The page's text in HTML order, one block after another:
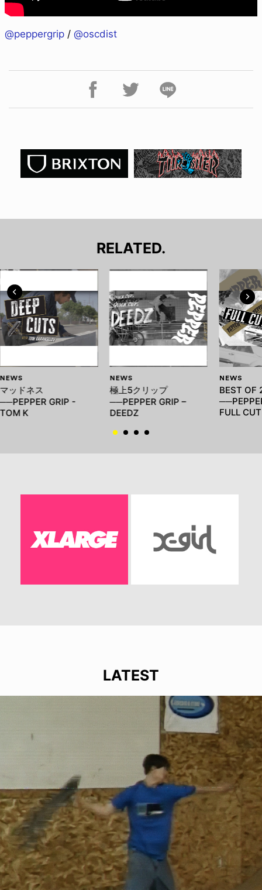
@peppergrip / @oscdist
RELATED.
NEWS
マッドネス
──PEPPER GRIP -
TOM K
NEWS
極上5クリップ
──PEPPER GRIP –
DEEDZ
NEWS
BEST OF
FULL CUT
LATEST